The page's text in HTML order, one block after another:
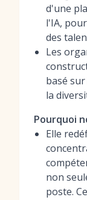
d'une
l'IA,
des
Les
basé
la
Pourquoi
Elle
non
poste.